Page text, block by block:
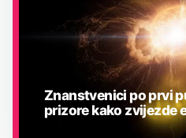
Znanstvenici po prvi
prizore kako zvijezde